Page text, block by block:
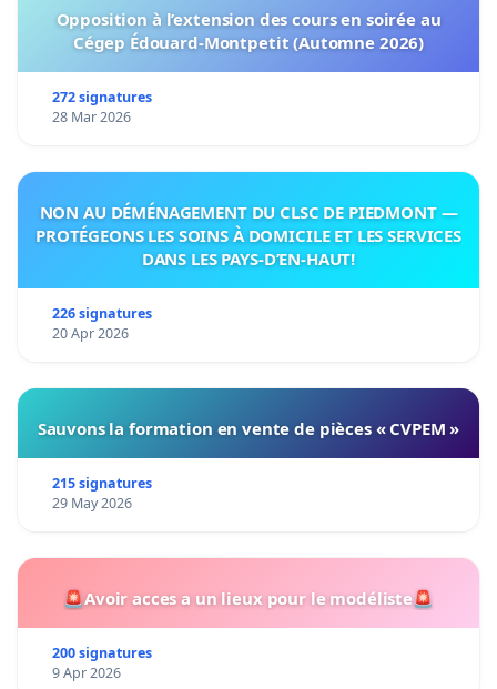
Opposition à l’extension des cours en soirée au
Cégep Édouard-Montpetit (Automne 2026)
272 signatures
28 Mar 2026
NON AU DÉMÉNAGEMENT DU CLSC DE PIEDMONT —
PROTÉGEONS LES SOINS À DOMICILE ET LES SERVICES
DANS LES PAYS-D’EN-HAUT!
226 signatures
20 Apr 2026
Sauvons la formation en vente de pièces « CVPEM »
215 signatures
29 May 2026
🚨Avoir acces a un lieux pour le modéliste🚨
200 signatures
9 Apr 2026